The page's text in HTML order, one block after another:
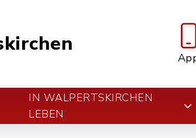
IN WALPERTSKIRCHEN
LEBEN